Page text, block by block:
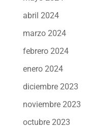
abril 2024
marzo 2024
febrero 2024
enero 2024
diciembre 2023
noviembre 2023
octubre 2023